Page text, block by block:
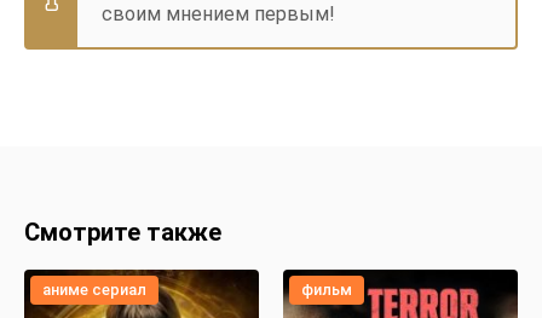
своим мнением первым!
Смотрите также
аниме сериал фильм